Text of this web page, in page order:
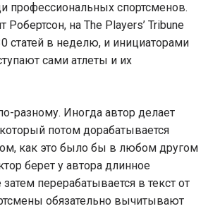
профессиональных спортсменов.
Робертсон, на The Players’ Tribune
статей в неделю, и инициаторами
сами атлеты и их
разному. Иногда автор делает
потом дорабатывается
как это было бы в любом другом
берет у автора длинное
перерабатывается в текст от
обязательно вычитывают